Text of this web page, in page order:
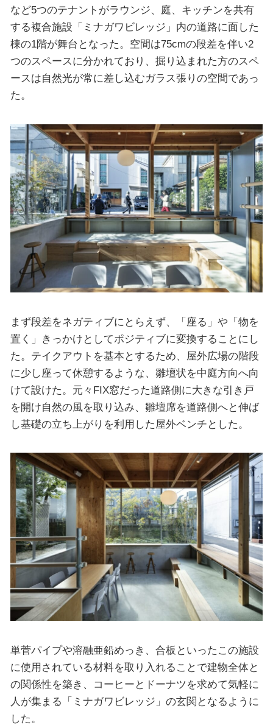
など5つのテナントがラウンジ、庭、キッチンを共有
する複合施設「ミナガワビレッジ」内の道路に面した
棟の1階が舞台となった。空間は75cmの段差を伴い2
つのスペースに分かれており、掘り込まれた方のスペ
ースは自然光が常に差し込むガラス張りの空間であっ
た。
まず段差をネガティブにとらえず、「座る」や「物を
置く」きっかけとしてポジティブに変換することにし
た。テイクアウトを基本とするため、屋外広場の階段
に少し座って休憩するような、雛壇状を中庭方向へ向
けて設けた。元々FIX窓だった道路側に大きな引き戸
を開け自然の風を取り込み、雛壇席を道路側へと伸ば
し基礎の立ち上がりを利用した屋外ベンチとした。
単菅パイプや溶融亜鉛めっき、合板といったこの施設
に使用されている材料を取り入れることで建物全体と
の関係性を築き、コーヒーとドーナツを求めて気軽に
人が集まる「ミナガワビレッジ」の玄関となるように
した。